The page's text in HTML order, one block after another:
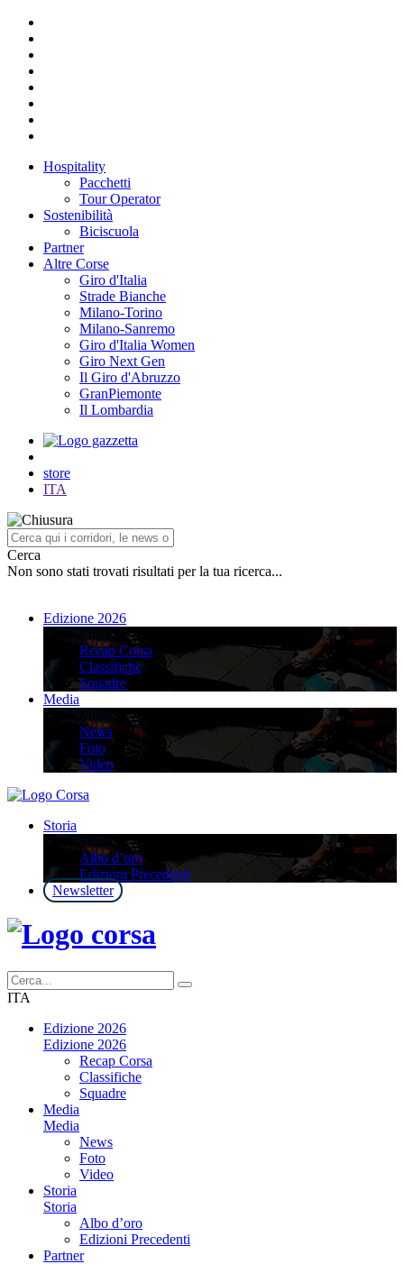
Hospitality
Pacchetti
Tour Operator
Sostenibilità
Biciscuola
Partner
Altre Corse
Giro d'Italia
Strade Bianche
Milano-Torino
Milano-Sanremo
Giro d'Italia Women
Giro Next Gen
Il Giro d'Abruzzo
GranPiemonte
Il Lombardia
store
ITA
Cerca
Non sono stati trovati risultati per la tua ricerca...
Edizione 2026
Edizione 2026
Recap Corsa
Classifiche
Squadre
Media
Media
News
Foto
Video
Storia
Storia
Albo d’oro
Edizioni Precedenti
Newsletter
ITA
Edizione 2026
Edizione 2026
Recap Corsa
Classifiche
Squadre
Media
Media
News
Foto
Video
Storia
Storia
Albo d’oro
Edizioni Precedenti
Partner